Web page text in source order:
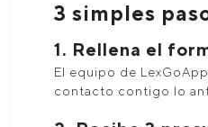
3 simples
1. Rellena el
El equipo de
contacto contigo lo